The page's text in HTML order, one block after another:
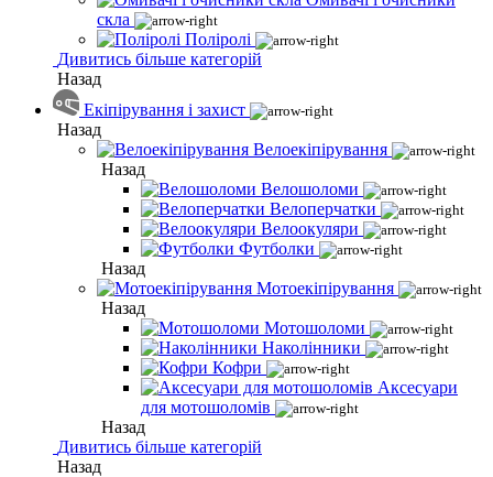
скла
Поліролі
Дивитись більше категорій
Назад
Екіпірування і захист
Назад
Велоекіпірування
Назад
Велошоломи
Велоперчатки
Велоокуляри
Футболки
Назад
Мотоекіпірування
Назад
Мотошоломи
Наколінники
Кофри
Аксесуари
для мотошоломів
Назад
Дивитись більше категорій
Назад